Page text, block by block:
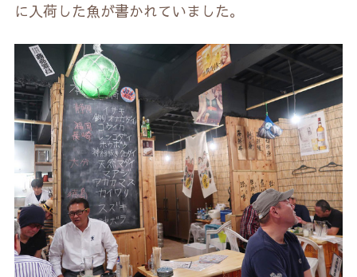
に入荷した魚が書かれていました。